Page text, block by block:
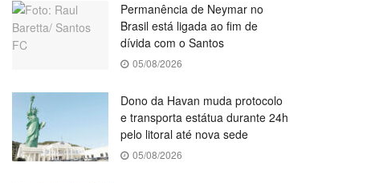
Permanência de Neymar no
Brasil está ligada ao fim de
dívida com o Santos
05/08/2026
Dono da Havan muda protocolo
e transporta estátua durante 24h
pelo litoral até nova sede
05/08/2026